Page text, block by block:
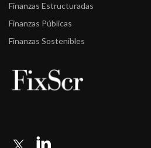
Finanzas Estructuradas
Finanzas Públicas
Finanzas Sostenibles